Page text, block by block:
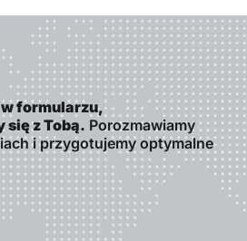
formularzu,
się z Tobą. Porozmawiamy
i przygotujemy optymalne